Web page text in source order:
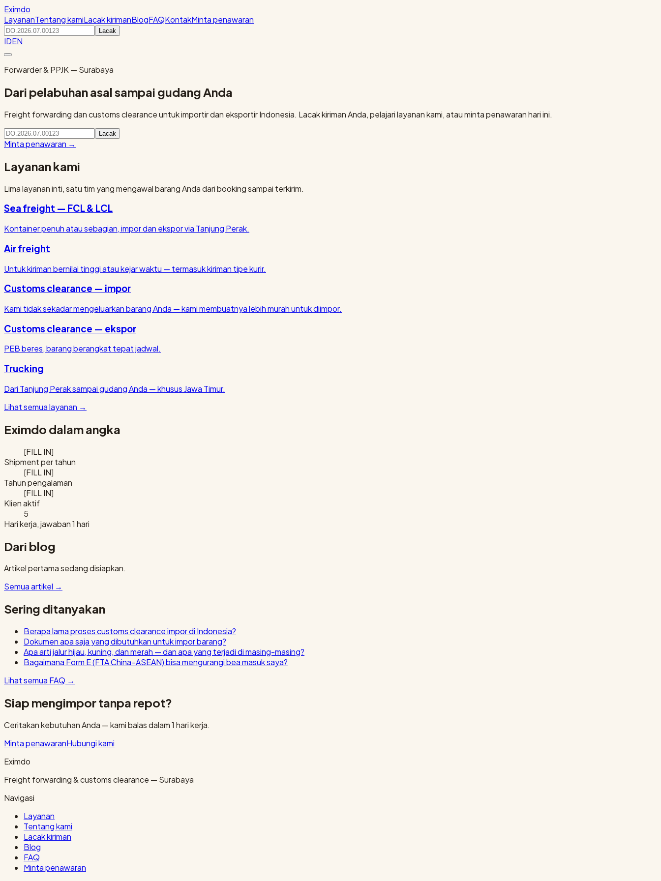
Eximdo
LayananTentang kamiLacak kirimanBlogFAQKontakMinta penawaran
Lacak
IDEN
Forwarder & PPJK — Surabaya
Dari pelabuhan asal sampai gudang Anda
Freight forwarding dan customs clearance untuk importir dan eksportir Indonesia. Lacak kiriman Anda, pelajari layanan kami, atau minta penawaran hari ini.
Lacak
Minta penawaran →
Layanan kami
Lima layanan inti, satu tim yang mengawal barang Anda dari booking sampai terkirim.
Sea freight — FCL & LCL
Kontainer penuh atau sebagian, impor dan ekspor via Tanjung Perak.
Air freight
Untuk kiriman bernilai tinggi atau kejar waktu — termasuk kiriman tipe kurir.
Customs clearance — impor
Kami tidak sekadar mengeluarkan barang Anda — kami membuatnya lebih murah untuk diimpor.
Customs clearance — ekspor
PEB beres, barang berangkat tepat jadwal.
Trucking
Dari Tanjung Perak sampai gudang Anda — khusus Jawa Timur.
Lihat semua layanan →
Eximdo dalam angka
[FILL IN]
Shipment per tahun
[FILL IN]
Tahun pengalaman
[FILL IN]
Klien aktif
5
Hari kerja, jawaban 1 hari
Dari blog
Artikel pertama sedang disiapkan.
Semua artikel →
Sering ditanyakan
Berapa lama proses customs clearance impor di Indonesia?
Dokumen apa saja yang dibutuhkan untuk impor barang?
Apa arti jalur hijau, kuning, dan merah — dan apa yang terjadi di masing-masing?
Bagaimana Form E (FTA China–ASEAN) bisa mengurangi bea masuk saya?
Lihat semua FAQ →
Siap mengimpor tanpa repot?
Ceritakan kebutuhan Anda — kami balas dalam 1 hari kerja.
Minta penawaranHubungi kami
Eximdo
Freight forwarding & customs clearance — Surabaya
Navigasi
Layanan
Tentang kami
Lacak kiriman
Blog
FAQ
Minta penawaran